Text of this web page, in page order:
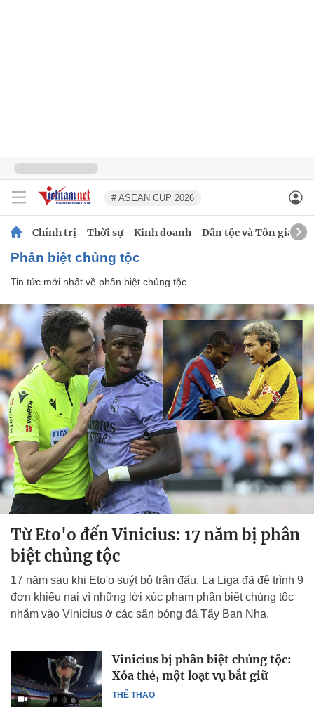
# ASEAN CUP 2026
Chính trị Thời sự Kinh doanh Dân tộc và Tôn giáo
phân biệt chủng tộc
Tin tức mới nhất về phân biệt chủng tộc
Từ Eto'o đến Vinicius: 17 năm bị phân
biệt chủng tộc
17 năm sau khi Eto'o suýt bỏ trận đấu, La Liga đã đệ trình 9
đơn khiếu nại vì những lời xúc phạm phân biệt chủng tộc
nhắm vào Vinicius ở các sân bóng đá Tây Ban Nha.
THỂ THAO
Vinicius bị phân biệt chủng tộc:
Xóa thẻ, một loạt vụ bắt giữ